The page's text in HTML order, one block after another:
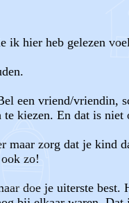
ik hier heb gelezen
een vriend/vriendin,
kiezen. En dat is niet
zorg dat je kind
zo!
doe je uiterste best.